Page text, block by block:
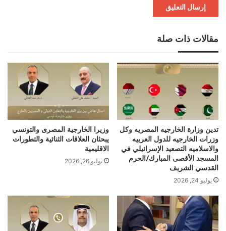
مقالات ذات صلة
تدين وزارة الخارجيه المصريه وكل
وزرات الخارجيه للدول العربيه
والاسلاميه التصعيد الإسرائيلي في
المسجد الأقصى المبارك/الحرم
القدسي الشريف
يوليو 24, 2026
وزيرا الخارجية المصرى والتونسي
يبحثان العلاقات الثنائية والتطورات
الاقليمية
يوليو 26, 2026